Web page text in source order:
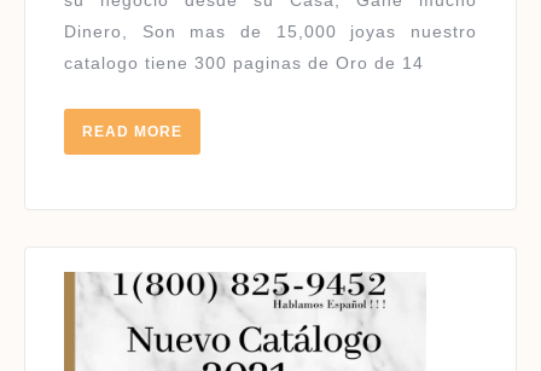
HABLAMOS
ESPAÑOL
Dinero, Son mas de 15,000 joyas nuestro
catalogo tiene 300 paginas de Oro de 14
READ MORE
MORE